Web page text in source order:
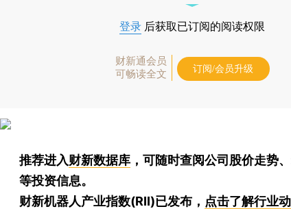
登录 后获取已订阅的阅读权限
财新通会员
可畅读全文
订阅/会员升级
推荐进入财新数据库 ，可随时查阅公司股价走势
等投资信息。
财新机器人产业指数(RII)已发布， 点击了解行业